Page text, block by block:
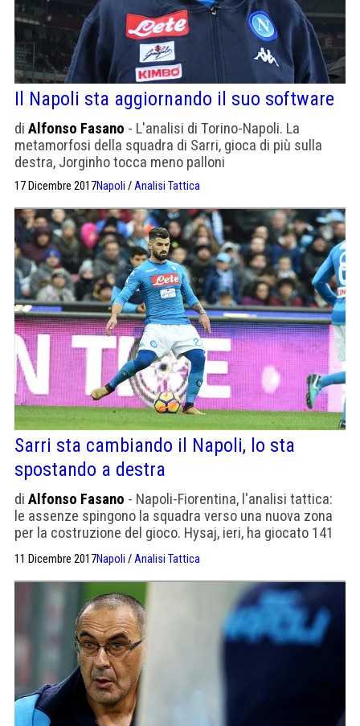
Il Napoli sta aggiornando il suo software
di Alfonso Fasano - L'analisi di Torino-Napoli. La
metamorfosi della squadra di Sarri, gioca di più sulla
destra, Jorginho tocca meno palloni
17 Dicembre 2017Napoli /Analisi Tattica
Sarri sta cambiando il Napoli, lo sta
spostando a destra
di Alfonso Fasano - Napoli-Fiorentina, l'analisi tattica:
le assenze spingono la squadra verso una nuova zona
per la costruzione del gioco. Hysaj, ieri, ha giocato 141
11 Dicembre 2017Napoli /Analisi Tattica